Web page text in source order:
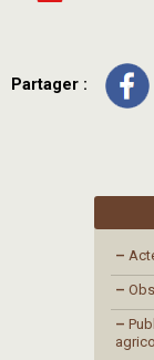
Partager :
–
–
–